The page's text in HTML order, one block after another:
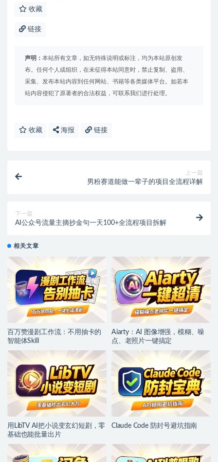
收藏
链接
声明： 本站所有文章，如无特殊说明或标注，均为本站原创发
布。任何个人或组织，在未征得本站同意时，禁止复制、盗用、
采集、发布本站内容到任何网站、书籍等各类媒体平台。如若本
站内容侵犯了原著者的合法权益，可联系我们进行处理。
收藏 海报 链接
上一篇
男粉赛道能做一辈子的项目全流程详解
下一篇
AI公众号流量主摘抄金句一天100+全流程项目拆解
相关文章
百万赞漫剧工作流：不用抽卡的
智能体Skill
Aiarty：AI 图像增强，模糊、噪
点、老照片一键搞定
用LibTV AI把小说变玄幻短剧，零
基础也能批量出片
Claude Code 防封号避坑指南